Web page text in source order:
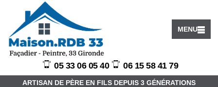
MENU
05 33 06 05 40 06 15 58 41 79
ARTISAN DE PÈRE EN FILS DEPUIS 3 GÉNÉRATIONS